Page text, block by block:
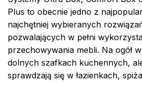
Plus to obecnie jedno z
najchętniej wybieranych
pozwalających w pełni
przechowywania mebli. Na ogół
dolnych szafkach kuchennych,
sprawdzają się w łazienkach,